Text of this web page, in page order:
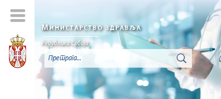
МИНИСТАРСТВО ЗДРАВЉА
Република Србија